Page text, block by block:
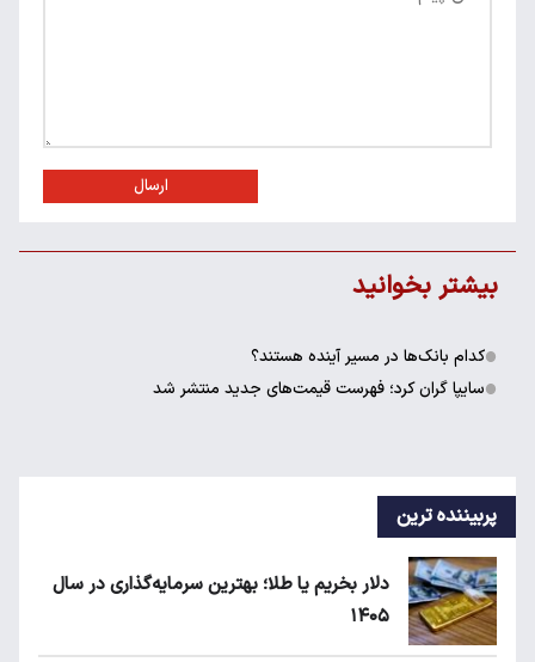
ارسال
بیشتر بخوانید
کدام بانک‌ها در مسیر آینده هستند؟
سایپا گران کرد؛ فهرست قیمت‌های جدید منتشر شد
پربیننده ترین
دلار بخریم یا طلا؛ بهترین سرمایه‌گذاری در سال
۱۴۰۵